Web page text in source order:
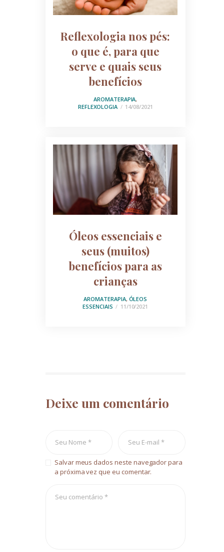
Reflexologia nos pés:
o que é, para que
serve e quais seus
benefícios
AROMATERAPIA,
REFLEXOLOGIA
14/08/2021
Óleos essenciais e
seus (muitos)
benefícios para as
crianças
AROMATERAPIA, ÓLEOS
ESSENCIAIS
11/10/2021
Deixe um comentário
Salvar meus dados neste navegador para
a próxima vez que eu comentar.